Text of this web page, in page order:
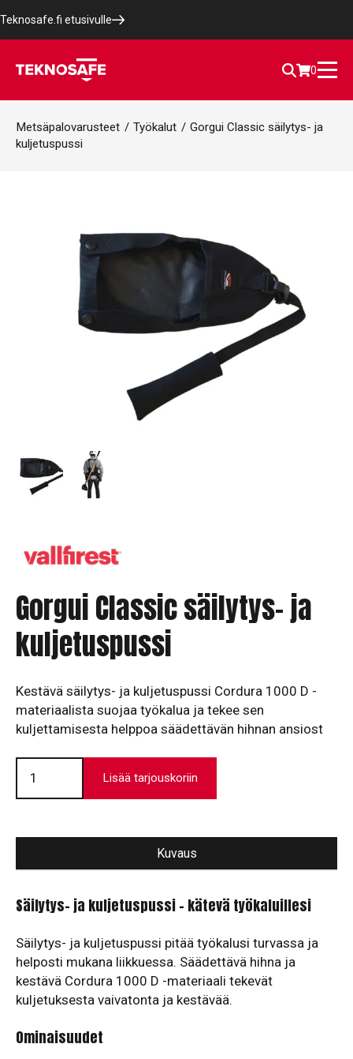
Teknosafe.fi etusivulle
0
Metsäpalovarusteet / Työkalut / Gorgui Classic säilytys- ja
kuljetuspussi
Gorgui Classic säilytys- ja
kuljetuspussi
Kestävä säilytys- ja kuljetuspussi Cordura 1000 D -
materiaalista suojaa työkalua ja tekee sen
kuljettamisesta helppoa säädettävän hihnan ansiost
Gorgui
Classic
säilytys-
ja
Lisää tarjouskoriin
Kuvaus
Säilytys- ja kuljetuspussi – kätevä työkaluillesi
Säilytys- ja kuljetuspussi pitää työkalusi turvassa ja
helposti mukana liikkuessa. Säädettävä hihna ja
kestävä Cordura 1000 D -materiaali tekevät
kuljetuksesta vaivatonta ja kestävää.
Ominaisuudet